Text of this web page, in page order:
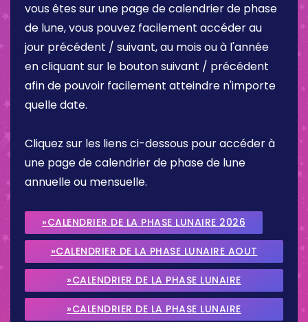
vous êtes sur une page de calendrier de phase
de lune, vous pouvez facilement accéder au
jour précédent / suivant, au mois ou à l'année
en cliquant sur le bouton suivant / précédent
afin de pouvoir facilement atteindre n'importe
quelle date.
Cliquez sur les liens ci-dessous pour accéder à
une page de calendrier de phase de lune
annuelle ou mensuelle.
»CALENDRIER DE LA PHASE LUNAIRE 2026
»CALENDRIER DE LA PHASE LUNAIRE AOUT
2026
»CALENDRIER DE LA PHASE LUNAIRE
SEPTEMBRE 2026
»CALENDRIER DE LA PHASE LUNAIRE